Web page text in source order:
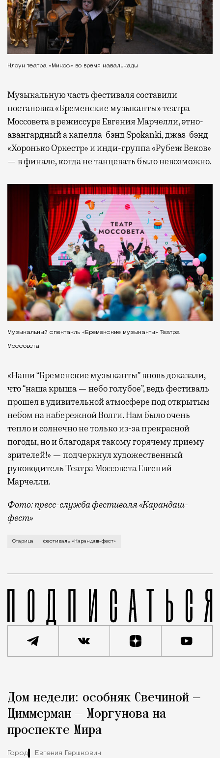
Клоун театра «Микос» во время кавалькады
Музыкальную часть фестиваля составили
постановка «Бременские музыканты» театра
Моссовета в режиссуре Евгения Марчелли, этно-
авангардный а капелла-бэнд Spokanki, джаз-бэнд
«Хоронько Оркестр» и инди-группа «Рубеж Веков»
— в финале, когда не танцевать было невозможно.
Музыкальный спектакль «Бременские музыканты» Театра
Моссовета
«Наши “Бременские музыканты” вновь доказали,
что “наша крыша — небо голубое”, ведь фестиваль
прошел в удивительной атмосфере под открытым
небом на набережной Волги. Нам было очень
тепло и солнечно не только из-за прекрасной
погоды, но и благодаря такому горячему приему
зрителей!» — подчеркнул художественный
руководитель Театра Моссовета Евгений
Марчелли.
Фото: пресс-служба фестиваля «Карандаш-
фест»
В минувший уикенд маленькая Старица в
Старица фестиваль «Карандаш-фест»
Город
Дом недели: особняк Свечиной —
Циммерман — Моргунова на
проспекте Мира
Город Евгения Гершкович